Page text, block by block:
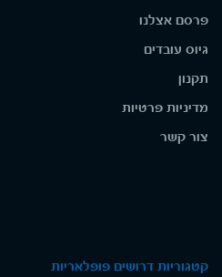
פרסם אצלנו
גיוס עובדים
תקנון
מדיניות פרטיות
צור קשר
קטגוריות דרושים פופלאריות